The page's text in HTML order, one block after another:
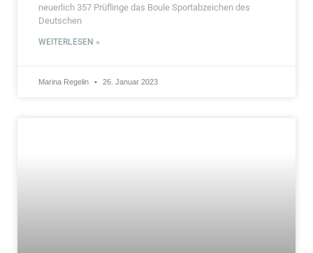
neuerlich 357 Prüflinge das Boule Sportabzeichen des
Deutschen
WEITERLESEN »
Marina Regelin 26. Januar 2023